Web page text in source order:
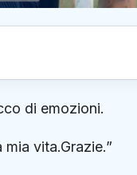
di emozioni.
vita.Grazie.”